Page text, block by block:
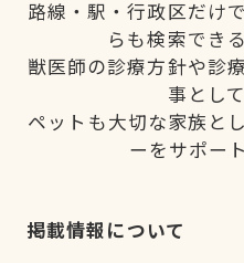
路線・駅・行政区だけ
らも検索でき
獣医師の診療方針や診
事とし
ペットも大切な家族と
ーをサポー
掲載情報について